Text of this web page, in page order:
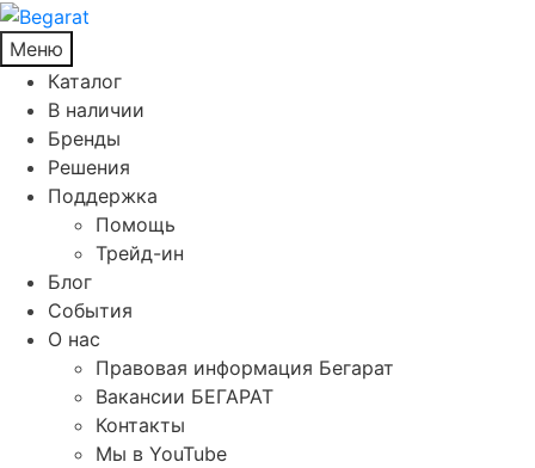
Меню
Каталог
В наличии
Бренды
Решения
Поддержка
Помощь
Трейд-ин
Блог
События
О нас
Правовая информация Бегарат
Вакансии БЕГАРАТ
Контакты
Мы в YouTube